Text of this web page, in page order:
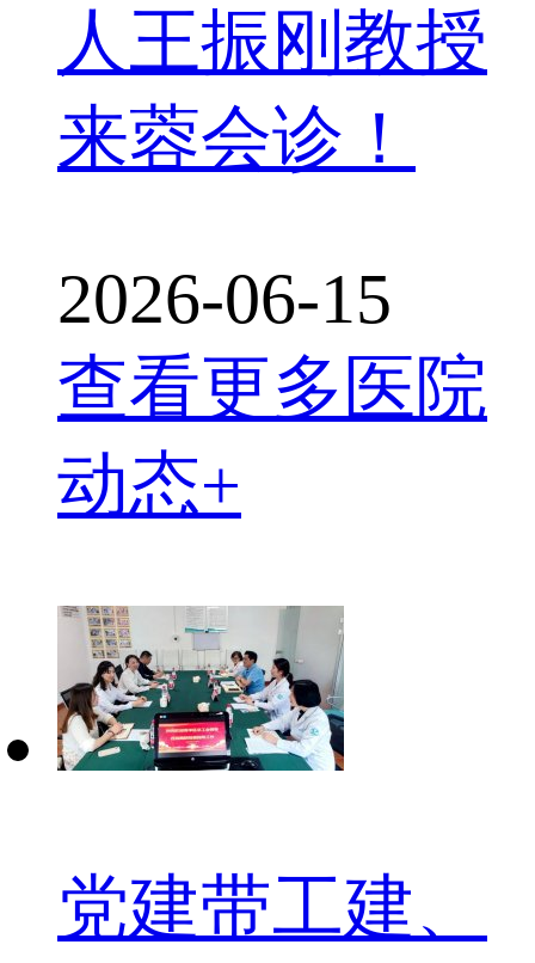
人王振刚教授
来蓉会诊！
2026-06-15
查看更多医院
动态+
党建带工建、